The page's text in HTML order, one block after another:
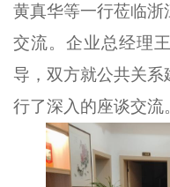
黄真华等一行莅临
交流。企业总经理
导，双方就公共关
行了深入的座谈交流